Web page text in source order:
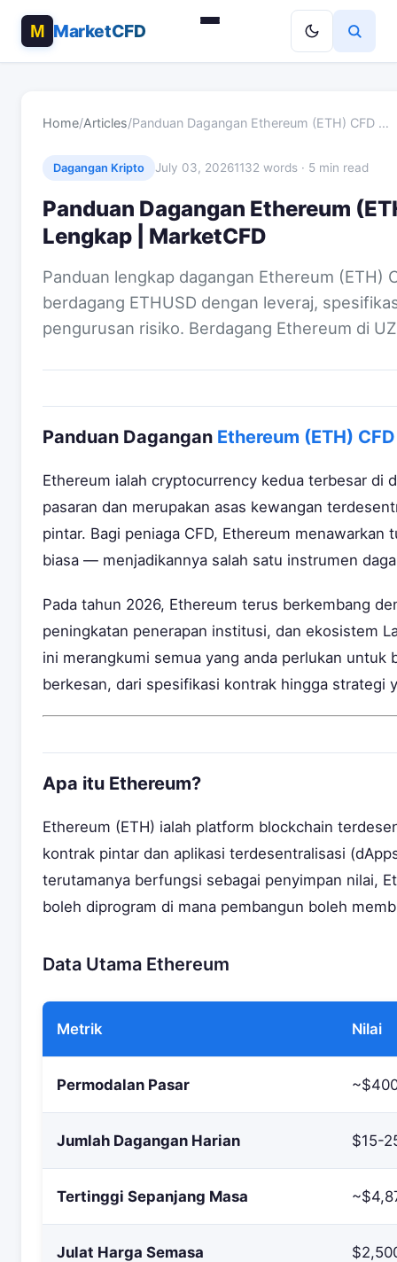
MarketCFD
Home/Articles/Panduan Dagangan Ethereum (ETH) CFD …
Dagangan Kripto July 03, 20261132 words · 5 min read
Panduan Dagangan Ethereum
Lengkap | MarketCFD
Panduan lengkap dagangan Ethereum (ETH)
berdagang ETHUSD dengan leveraj,
pengurusan risiko. Berdagang Ethereum di
Panduan Dagangan Ethereum (ETH) CFD
Ethereum ialah cryptocurrency kedua terbesar di
pasaran dan merupakan asas kewangan
pintar. Bagi peniaga CFD, Ethereum menawarkan
biasa — menjadikannya salah satu instrumen
Pada tahun 2026, Ethereum terus berkembang
peningkatan penerapan institusi, dan ekosistem
ini merangkumi semua yang anda perlukan untuk
berkesan, dari spesifikasi kontrak hingga strategi
Apa itu Ethereum?
Ethereum (ETH) ialah platform blockchain
kontrak pintar dan aplikasi terdesentralisasi
terutamanya berfungsi sebagai penyimpan nilai,
boleh diprogram di mana pembangun boleh
Data Utama Ethereum
Metrik Nilai
Permodalan Pasar
Jumlah Dagangan Harian $15-
Tertinggi Sepanjang Masa
Julat Harga Semasa